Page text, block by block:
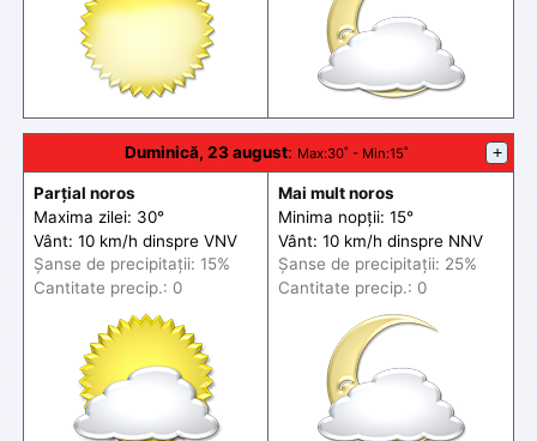
Duminică, 23 august: Max:30˚ - Min:15˚ +
Parțial noros
Maxima zilei: 30°
Vânt: 10 km/h dinspre VNV
Șanse de precipitații: 15%
Cantitate precip.: 0
Mai mult noros
Minima nopții: 15°
Vânt: 10 km/h dinspre NNV
Șanse de precipitații: 25%
Cantitate precip.: 0